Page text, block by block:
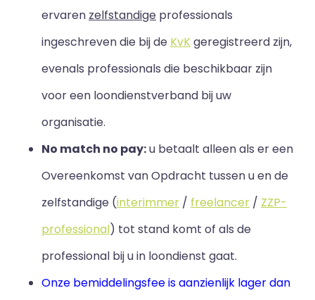
ervaren zelfstandige professionals
ingeschreven die bij de KvKgeregistreerd zijn,
evenals professionals die beschikbaar zijn
voor een loondienstverband bij uw
organisatie.
No match no pay:u betaalt alleen als er een
Overeenkomst van Opdracht tussen u en de
zelfstandige (interimmer / freelancer / ZZP-
professional) tot stand komt of als de
professional bij u in loondienst gaat.
Onze bemiddelingsfee is aanzienlijk lager dan